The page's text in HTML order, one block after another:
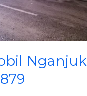
Nganjuk